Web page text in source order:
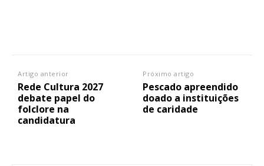
Artigo anterior
Rede Cultura 2027
debate papel do
folclore na
candidatura
Próximo artigo
Pescado apreendido
doado a instituições
de caridade